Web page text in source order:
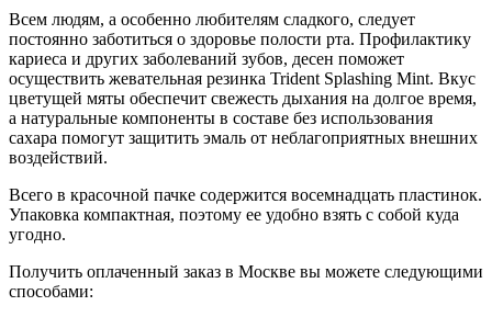
Всем людям, а особенно любителям сладкого, следует
постоянно заботиться о здоровье полости рта. Профилактику
кариеса и других заболеваний зубов, десен поможет
осуществить жевательная резинка Trident Splashing Mint. Вкус
цветущей мяты обеспечит свежесть дыхания на долгое время,
а натуральные компоненты в составе без использования
сахара помогут защитить эмаль от неблагоприятных внешних
воздействий.
Всего в красочной пачке содержится восемнадцать пластинок.
Упаковка компактная, поэтому ее удобно взять с собой куда
угодно.
Получить оплаченный заказ в Москве вы можете следующими
способами: